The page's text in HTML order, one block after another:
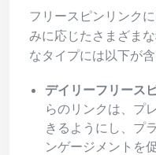
フリースピンリンク
みに応じたさまざま
なタイプには以下が含
デイリーフリース
らのリンクは、プ
きるようにし、プ
ンゲージメントを